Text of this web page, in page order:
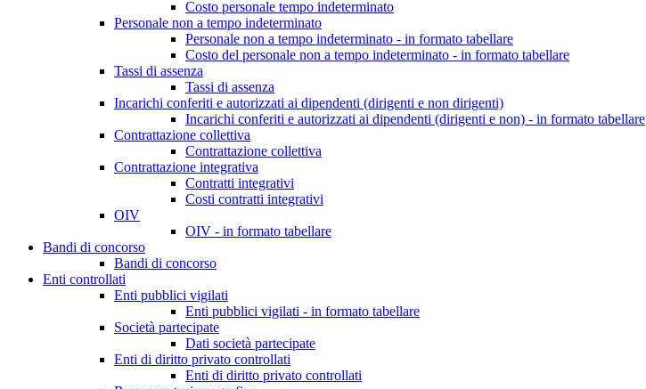
Costo personale tempo indeterminato
Personale non a tempo indeterminato
Personale non a tempo indeterminato - in formato tabellare
Costo del personale non a tempo indeterminato - in formato tabellare
Tassi di assenza
Tassi di assenza
Incarichi conferiti e autorizzati ai dipendenti (dirigenti e non dirigenti)
Incarichi conferiti e autorizzati ai dipendenti (dirigenti e non) - in formato tabellare
Contrattazione collettiva
Contrattazione collettiva
Contrattazione integrativa
Contratti integrativi
Costi contratti integrativi
OIV
OIV - in formato tabellare
Bandi di concorso
Bandi di concorso
Enti controllati
Enti pubblici vigilati
Enti pubblici vigilati - in formato tabellare
Società partecipate
Dati società partecipate
Enti di diritto privato controllati
Enti di diritto privato controllati